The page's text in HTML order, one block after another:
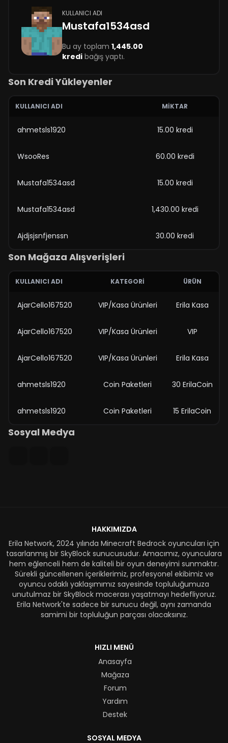
KULLANICI ADI
Mustafa1534asd
Bu ay toplam 1,445.00
kredi bağış yaptı.
Son Kredi Yükleyenler
KULLANICI ADI MIKTAR
ahmetsls1920 15.00 kredi
WsooRes 60.00 kredi
Mustafa1534asd 15.00 kredi
Mustafa1534asd 1,430.00 kredi
Ajdjsjsnfjenssn 30.00 kredi
Son Mağaza Alışverişleri
KULLANICI ADI KATEGORI ÜRÜN
AjarCello167520 VIP/Kasa Ürünleri Erila Kasa
AjarCello167520 VIP/Kasa Ürünleri VIP
AjarCello167520 VIP/Kasa Ürünleri Erila Kasa
ahmetsls1920 Coin Paketleri 30 ErilaCoin
ahmetsls1920 Coin Paketleri 15 ErilaCoin
Sosyal Medya
HAKKIMIZDA
Erila Network, 2024 yılında Minecraft Bedrock oyuncuları için
tasarlanmış bir SkyBlock sunucusudur. Amacımız, oyunculara
hem eğlenceli hem de kaliteli bir oyun deneyimi sunmaktır.
Sürekli güncellenen içeriklerimiz, profesyonel ekibimiz ve
oyuncu odaklı yaklaşımımız sayesinde topluluğumuza
unutulmaz bir SkyBlock macerası yaşatmayı hedefliyoruz.
Erila Network'te sadece bir sunucu değil, aynı zamanda
samimi bir topluluğun parçası olacaksınız.
HIZLI MENÜ
Anasayfa
Mağaza
Forum
Yardım
Destek
SOSYAL MEDYA